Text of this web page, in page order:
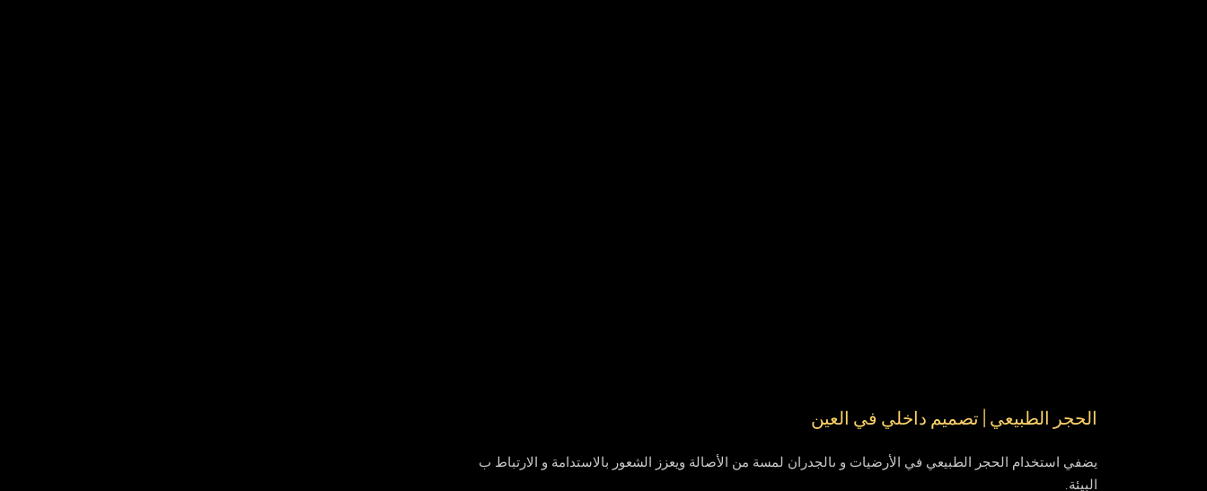
الحجر الطبيعي | تصميم داخلي في العين
يضفي استخدام الحجر الطبيعي في الأرضيات و ىالجدران لمسة من الأصالة ويعزز الشعور بالاستدامة و الارتباط ب
البيئة.